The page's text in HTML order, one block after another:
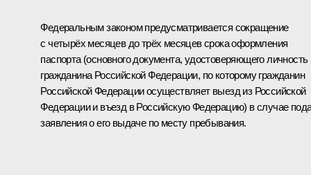
Федеральным законом предусматривается сокращение
с четырёх месяцев до трёх месяцев срока оформления
паспорта (основного документа, удостоверяющего личность
гражданина Российской Федерации, по которому гражданин
Российской Федерации осуществляет выезд из Российской
Федерации и въезд в Российскую Федерацию) в случае
заявления о его выдаче по месту пребывания.